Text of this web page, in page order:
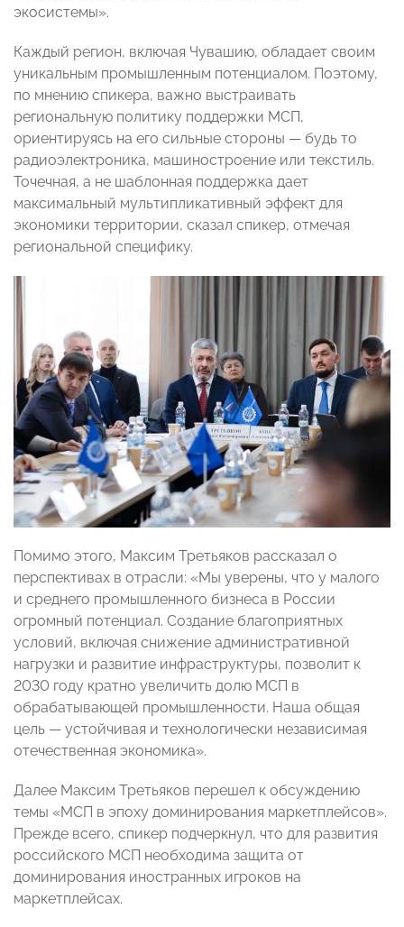
экосистемы».
Каждый регион, включая Чувашию, обладает своим
уникальным промышленным потенциалом. Поэтому,
по мнению спикера, важно выстраивать
региональную политику поддержки МСП,
ориентируясь на его сильные стороны — будь то
радиоэлектроника, машиностроение или текстиль.
Точечная, а не шаблонная поддержка дает
максимальный мультипликативный эффект для
экономики территории, сказал спикер, отмечая
региональной специфику.
Помимо этого, Максим Третьяков рассказал о
перспективах в отрасли: «Мы уверены, что у малого
и среднего промышленного бизнеса в России
огромный потенциал. Создание благоприятных
условий, включая снижение административной
нагрузки и развитие инфраструктуры, позволит к
2030 году кратно увеличить долю МСП в
обрабатывающей промышленности. Наша общая
цель — устойчивая и технологически независимая
отечественная экономика».
Далее Максим Третьяков перешел к обсуждению
темы «МСП в эпоху доминирования маркетплейсов».
Прежде всего, спикер подчеркнул, что для развития
российского МСП необходима защита от
доминирования иностранных игроков на
маркетплейсах.